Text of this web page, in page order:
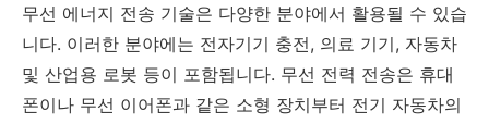
무선 에너지 전송 기술은 다양한 분야에서 활용될 수 있습
니다. 이러한 분야에는 전자기기 충전, 의료 기기, 자동차
및 산업용 로봇 등이 포함됩니다. 무선 전력 전송은 휴대
폰이나 무선 이어폰과 같은 소형 장치부터 전기 자동차의